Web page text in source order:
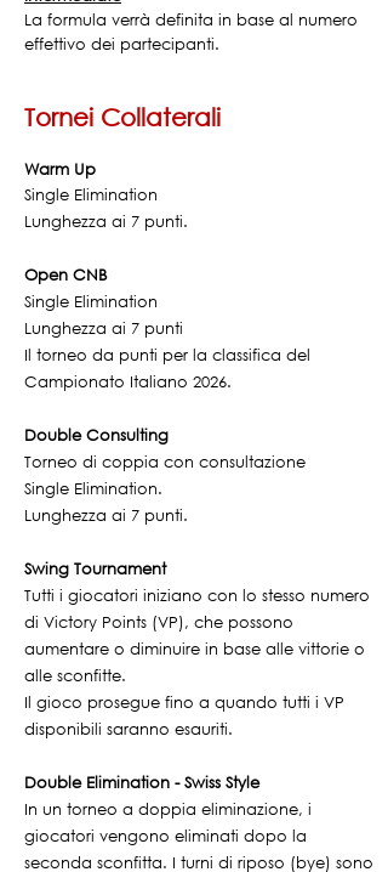
La formula verrà definita in base al numero
effettivo dei partecipanti.
Tornei Collaterali
Warm Up
Single Elimination
Lunghezza ai 7 punti.
Open CNB
Single Elimination
Lunghezza ai 7 punti
Il torneo da punti per la classifica del
Campionato Italiano 2026.
Double Consulting
Torneo di coppia con consultazione
Single Elimination.
Lunghezza ai 7 punti.
Swing Tournament
Tutti i giocatori iniziano con lo stesso numero
di Victory Points (VP), che possono
aumentare o diminuire in base alle vittorie o
alle sconfitte.
Il gioco prosegue fino a quando tutti i VP
disponibili saranno esauriti.
Double Elimination - Swiss Style
In un torneo a doppia eliminazione, i
giocatori vengono eliminati dopo la
seconda sconfitta. I turni di riposo (bye) sono